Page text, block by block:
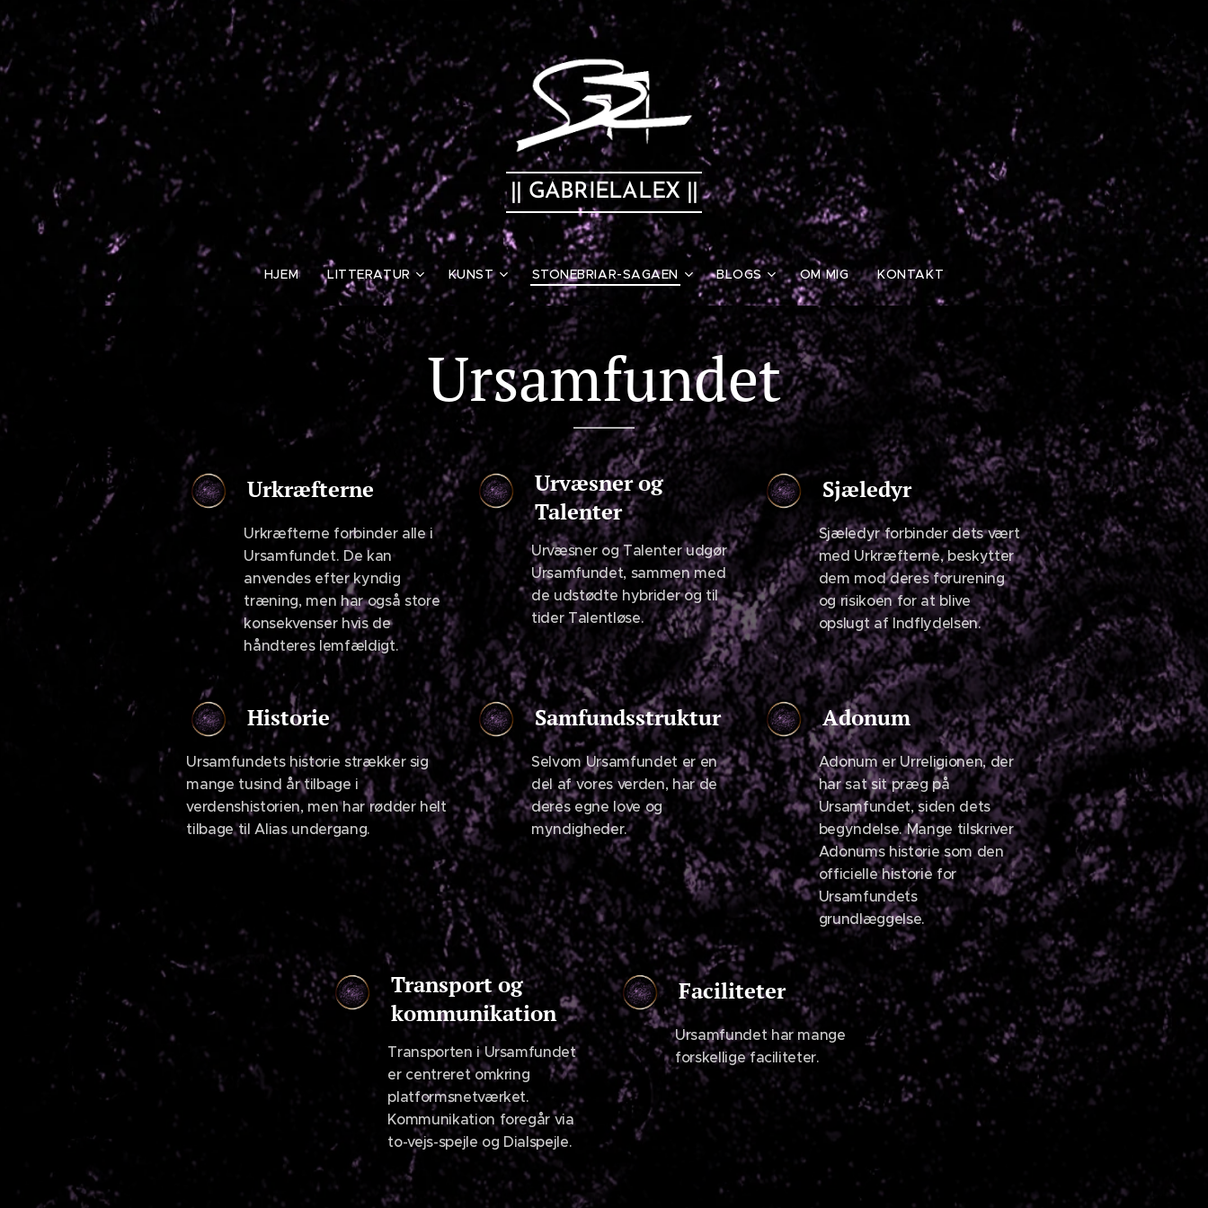
|| GABRIELALEX ||
HJEM LITTERATUR KUNST STONEBRIAR-SAGAEN BLOGS OM MIG KONTAKT
Ursamfundet
Urkræfterne
Urkræfterne forbinder alle i
Ursamfundet. De kan
anvendes efter kyndig
træning, men har også store
konsekvenser hvis de
håndteres lemfældigt.
Urvæsner og
Talenter
Urvæsner og Talenter udgør
Ursamfundet, sammen med
de udstødte hybrider og til
tider Talentløse.
Sjæledyr
Sjæledyr forbinder dets vært
med Urkræfterne, beskytter
dem mod deres forurening
og risikoen for at blive
opslugt af Indflydelsen.
Historie
Ursamfundets historie strækker sig
mange tusind år tilbage i
verdenshistorien, men har rødder helt
tilbage til Alias undergang.
Samfundsstruktur
Selvom Ursamfundet er en
del af vores verden, har de
deres egne love og
myndigheder.
Adonum
Adonum er Urreligionen, der
har sat sit præg på
Ursamfundet, siden dets
begyndelse. Mange tilskriver
Adonums historie som den
officielle historie for
Ursamfundets
grundlæggelse.
Transport og
kommunikation
Transporten i Ursamfundet
er centreret omkring
platformsnetværket.
Kommunikation foregår via
to-vejs-spejle og Dialspejle.
Faciliteter
Ursamfundet har mange
forskellige faciliteter.